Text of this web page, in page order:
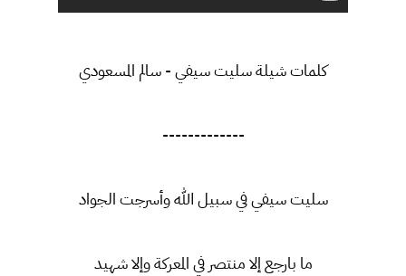
كلمات شيلة سليت سيفي - سالم المسعودي
-------------
سليت سيفي في سبيل الله وأسرجت الجواد
ما بارجع إلا منتصر في المعركة وإلا شهيد